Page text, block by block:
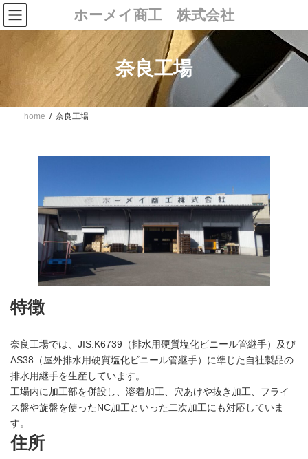
コ
ン
テ
ス
ッ
ナ
ビ
ゲ
ン
移
ホーメイ商工 株式会社
奈良工場
home 奈良工場
特徴
奈良工場では、JIS.K6739（排水用硬質塩化ビニール管継手）及び
AS38（屋外排水用硬質塩化ビニール管継手）に準じた自社製品の
排水用継手を生産しています。
工場内に加工部を併設し、溶着加工、穴あけや抜き加工、フライ
ス盤や旋盤を使ったNC加工といった二次加工にも対応していま
す。
住所